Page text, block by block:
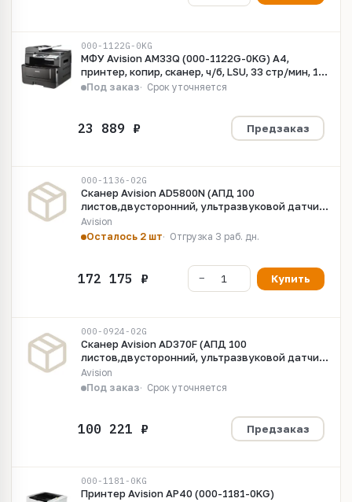
000-1122G-0KG
МФУ Avision AM33Q (000-1122G-0KG) А4,
принтер, копир, сканер, ч/б, LSU, 33 стр/мин, 1
ГГц, 512 Мб, USB
Под заказ Срок уточняется
Предзаказ
000-1136-02G
Сканер Avision AD5800N (АПД 100
листов,двусторонний, ультразвуковой датчик,
скор. 80/160) LED/CIS
Avision
Осталось 2 шт
Отгрузка 3 раб. дн.
Купить
000-0924-02G
Сканер Avision AD370F (АПД 100
листов,двусторонний, ультразвуковой датчик
скор. 60/120) LED
Avision
Под заказ
Срок уточняется
Предзаказ
000-1181-0KG
Принтер Avision AP40 (000-1181-0KG)